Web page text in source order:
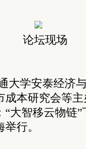
论坛现场
大学安泰经济
本研究会等
大智移云物链
行。